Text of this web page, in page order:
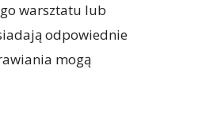
warsztatu lub
odpowiednie
mogą